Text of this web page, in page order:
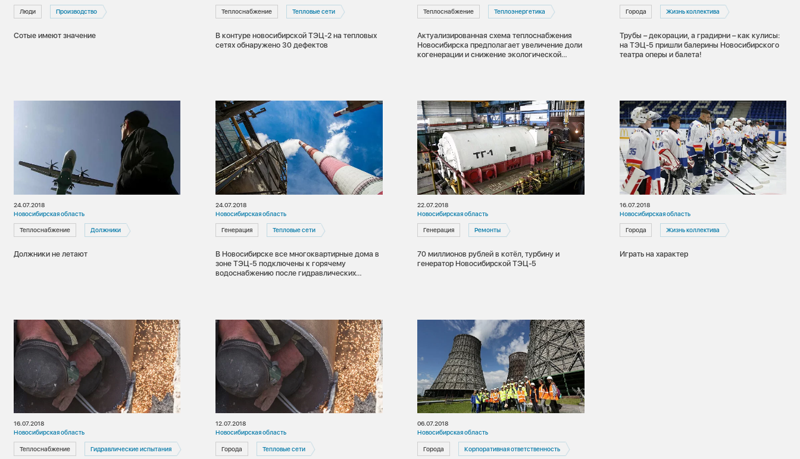
Люди Производство
Сотые имеют значение
Теплоснабжение Тепловые сети
В контуре новосибирской ТЭЦ-2 на тепловых
сетях обнаружено 30 дефектов
Теплоснабжение Теплоэнергетика
Актуализированная схема теплоснабжения
Новосибирска предполагает увеличение доли
когенерации и снижение экологической
Города Жизнь коллектива
Трубы – декорации, а градирни – как кулисы:
на ТЭЦ-5 пришли балерины Новосибирского
театра оперы и балета!
24.07.2018
Новосибирская область
Теплоснабжение Должники
Должники не летают
24.07.2018
Новосибирская область
Генерация Тепловые сети
В Новосибирске все многоквартирные дома в
зоне ТЭЦ-5 подключены к горячему
водоснабжению после гидравлических
22.07.2018
Новосибирская область
Генерация Ремонты
70 миллионов рублей в котёл, турбину и
генератор Новосибирской ТЭЦ-5
16.07.2018
Новосибирская область
Города Жизнь коллектива
Играть на характер
16.07.2018
Новосибирская область
Теплоснабжение Гидравлические испытания
12.07.2018
Новосибирская область
Города Тепловые сети
06.07.2018
Новосибирская область
Города Корпоративная ответственность